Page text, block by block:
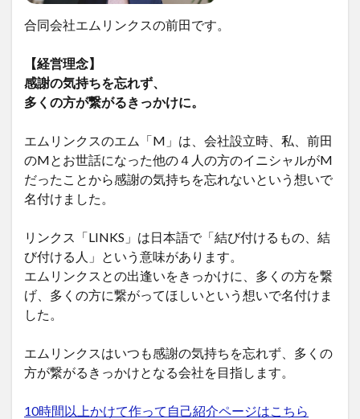
合同会社エムリンクスの前田です。
【経営理念】
感謝の気持ちを忘れず、
多くの方が繋がるきっかけに。
エムリンクスのエム「M」は、会社設立時、私、前田
のMとお世話になった他の４人の方のイニシャルがM
だったことから感謝の気持ちを忘れないという想いで
名付けました。
リンクス「LINKS」は日本語で「結び付けるもの、結
び付ける人」という意味があります。
エムリンクスとの出逢いをきっかけに、多くの方を繋
げ、多くの方に繋がってほしいという想いで名付けま
した。
エムリンクスはいつも感謝の気持ちを忘れず、多くの
方が繋がるきっかけとなる会社を目指します。
10時間以上かけて作って自己紹介ページはこちら